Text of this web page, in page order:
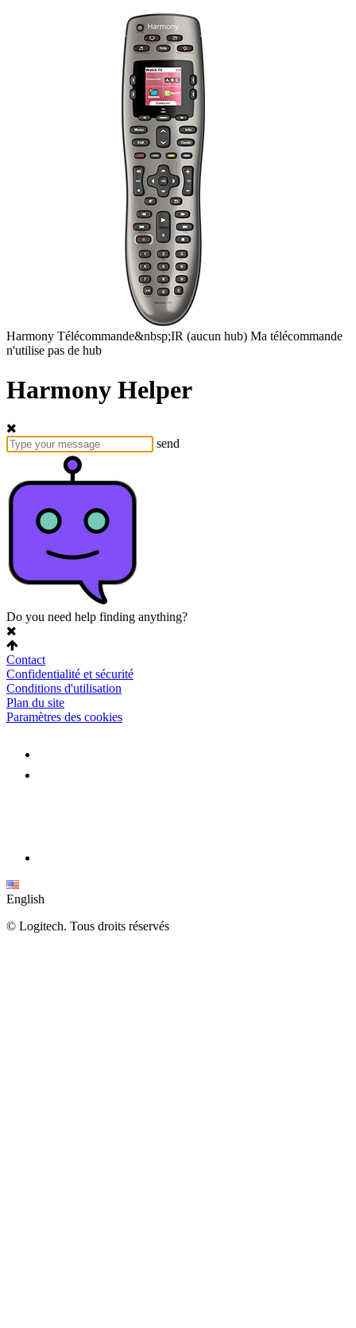
Harmony Télécommande&nbsp;IR (aucun hub) Ma télécommande
n'utilise pas de hub
Harmony Helper
send
Do you need help finding anything?
Contact
Confidentialité et sécurité
Conditions d'utilisation
Plan du site
Paramètres des cookies
English
© Logitech. Tous droits réservés